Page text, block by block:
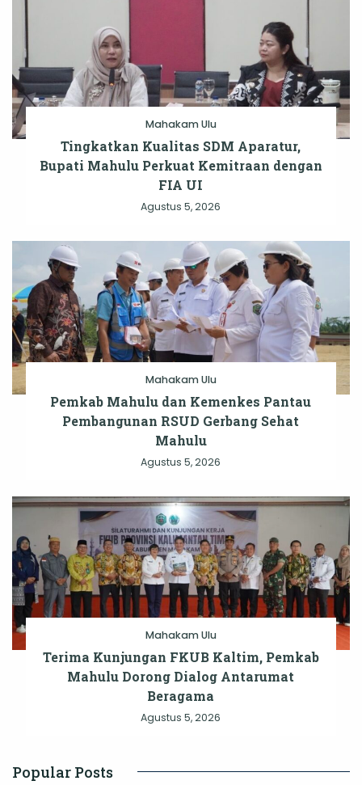
Mahakam Ulu
Tingkatkan Kualitas SDM Aparatur,
Bupati Mahulu Perkuat Kemitraan dengan
FIA UI
Agustus 5, 2026
Mahakam Ulu
Pemkab Mahulu dan Kemenkes Pantau
Pembangunan RSUD Gerbang Sehat
Mahulu
Agustus 5, 2026
Mahakam Ulu
Terima Kunjungan FKUB Kaltim, Pemkab
Mahulu Dorong Dialog Antarumat
Beragama
Agustus 5, 2026
Popular Posts